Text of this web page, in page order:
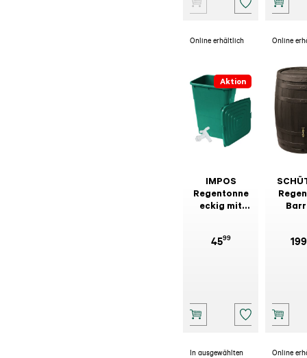
Online erhältlich
Aktion
IMPOS
Regentonne
eckig mit
4599
Online
199
In ausgewählten
Online